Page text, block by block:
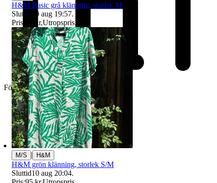
Företag
H&M Basic grå klänning, storlek M
Sluttid
10 aug 19:57.
Pris:
30 kr,Utropspris.
M/S | H&M
H&M grön klänning, storlek S/M
Sluttid10 aug 20:04.